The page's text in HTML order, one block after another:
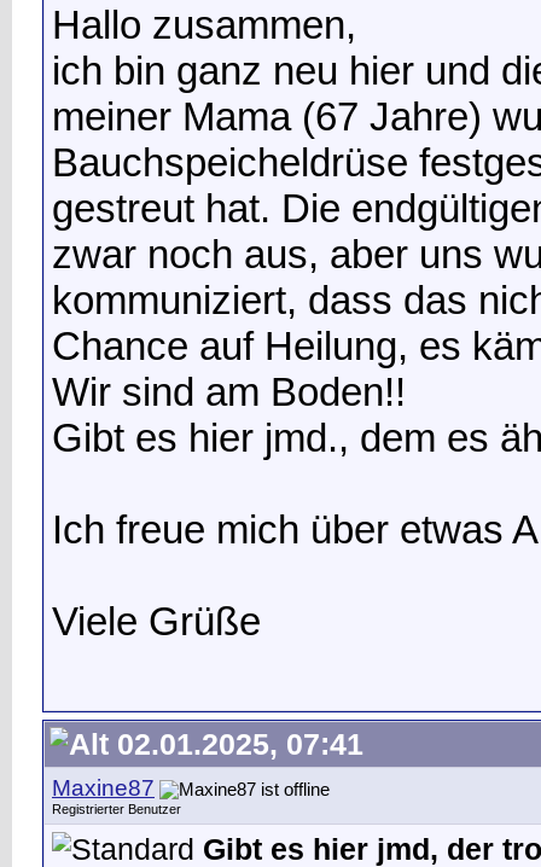
Hallo zusammen,
ich bin ganz neu hier und
meiner Mama (67 Jahre)
Bauchspeicheldrüse
gestreut hat. Die
zwar noch aus, aber uns
kommuniziert, dass das
Chance auf Heilung, es
Wir sind am Boden!!
Gibt es hier jmd., dem es
Ich freue mich über etwas
Viele Grüße
02.01.2025, 07:41
Maxine87
Registrierter Benutzer
Gibt es hier jmd, der